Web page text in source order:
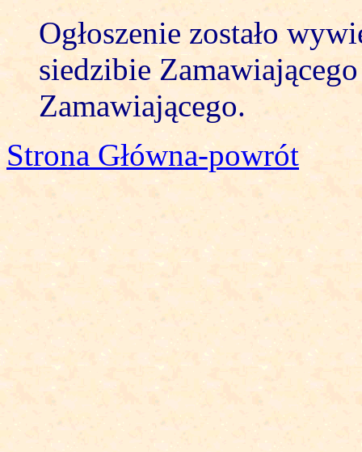
Ogłoszenie zostało
siedzibie
Zamawiającego.
Strona Główna-powrót